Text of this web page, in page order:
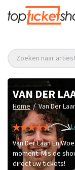
Zoeken naar
VAN DER
Home / Van Der
Van Der Laan En
moment. Mis de
direct uw tickets!